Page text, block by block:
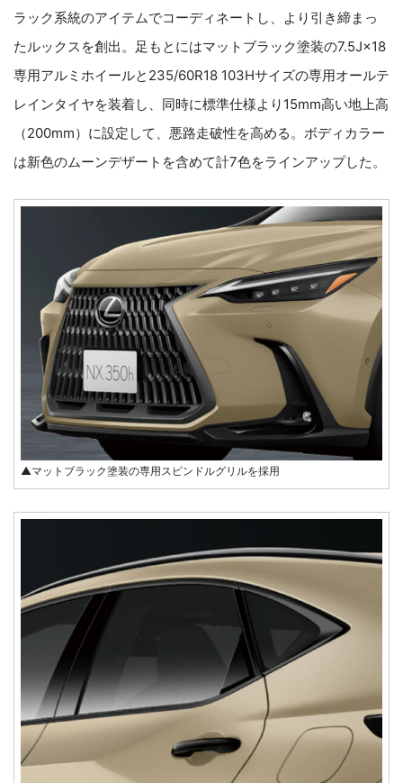
ラック系統のアイテムでコーディネートし、より引き締まっ
たルックスを創出。足もとにはマットブラック塗装の7.5J×18
専用アルミホイールと235/60R18 103Hサイズの専用オールテ
レインタイヤを装着し、同時に標準仕様より15mm高い地上高
（200mm）に設定して、悪路走破性を高める。ボディカラー
は新色のムーンデザートを含めて計7色をラインアップした。
▲マットブラック塗装の専用スピンドルグリルを採用